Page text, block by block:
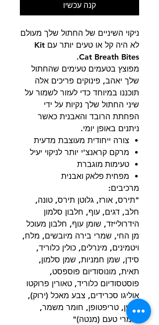
קנה עכשיו
ניקוי השיניים של החתול שלך מעולם
לא היה קל או טעים יותר עם Kit
Cat Breath Bites.
מפוצץ בטעמים טעימים שהחתול
שלך יאהב, פינוקים פריכים אלה
תוכננו במיוחד כדי לעזור לשמור על
שיני החתול שלך נקיות על ידי
הפחתת הרובד והאבנית כאשר
ניתנים באופן יומי.
צורה ייחודית מעוצבת מדעית
מרקם קראנצ'י יותר לניקוי יעיל
טעימות מוגברת
מפחית פלאק ואבנית
מרכיבים:
"תירס, אורז, גלוטן תירס, טונה,
חלב, דגים, עוף, חלבון סלמון
הידרולייזד, שומן עוף, חלבון מעוכל
מן החי, שמרי בירה מיובשים, מלח,
ויטמינים, מינרלים, כולין כלוריד,
סידן, שמן חמניות, שמן סלמון,
תאית, מונוסודיום פוספסט,
פוסטסודיום כלוריד, טאורין פרוקטו
אוליגו סכרידים, צבע מאכל (ירוק),
ליסין, טריפטופן, חומר משמר,
חומרי טעם (מנטה)"